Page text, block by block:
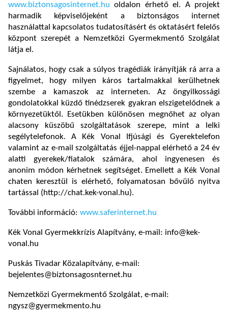
www.biztonsagosinternet.hu oldalon érhető el. A projekt
harmadik képviselőjeként a biztonságos internet
használattal kapcsolatos tudatosításért és oktatásért felelős
központ szerepét a Nemzetközi Gyermekmentő Szolgálat
látja el.
Sajnálatos, hogy csak a súlyos tragédiák irányítják rá arra a
figyelmet, hogy milyen káros tartalmakkal kerülhetnek
szembe a kamaszok az interneten. Az öngyilkossági
gondolatokkal küzdő tinédzserek gyakran elszigetelődnek a
környezetüktől. Esetükben különösen megnőhet az olyan
alacsony küszöbű szolgáltatások szerepe, mint a lelki
segélytelefonok. A Kék Vonal Ifjúsági és Gyerektelefon
valamint az e-mail szolgáltatás éjjel-nappal elérhető a 24 év
alatti gyerekek/fiatalok számára, ahol ingyenesen és
anonim módon kérhetnek segítséget. Emellett a Kék Vonal
chaten keresztül is elérhető, folyamatosan bővülő nyitva
tartással (http://chat.kek-vonal.hu).
További információ: www.saferinternet.hu
Kék Vonal Gyermekkrízis Alapítvány, e-mail: info@kek-
vonal.hu
Puskás Tivadar Közalapítvány, e-mail:
bejelentes@biztonsagosnternet.hu
Nemzetközi Gyermekmentő Szolgálat, e-mail:
ngysz@gyermekmento.hu